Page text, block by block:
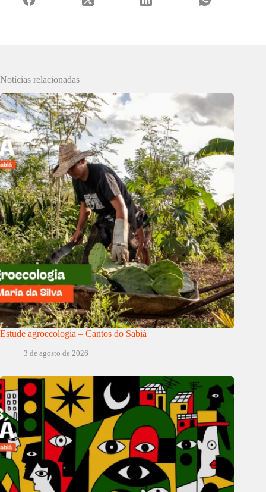
Notícias relacionadas
Estude agroecologia – Cantos do Sabiá
3 de agosto de 2026